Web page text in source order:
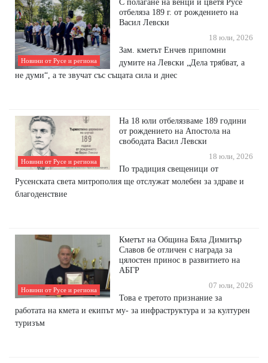
Новини от Русе и региона
С полагане на венци и цветя Русе
отбеляза 189 г. от рождението на
Васил Левски
18 юли, 2026
Зам. кметът Енчев припомни
думите на Левски „Дела трябват, а
не думи“, а те звучат със същата сила и днес
Новини от Русе и региона
На 18 юли отбелязваме 189 години
от рождението на Апостола на
свободата Васил Левски
18 юли, 2026
По традиция свещеници от
Русенската света митрополия ще отслужат молебен за здраве и
благоденствие
Новини от Русе и региона
Кметът на Община Бяла Димитър
Славов бе отличен с награда за
цялостен принос в развитието на
АБГР
07 юли, 2026
Това е третото признание за
работата на кмета и екипът му- за инфраструктура и за културен
туризъм